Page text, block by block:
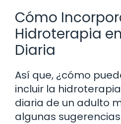
Cómo
Hidroterapia
Diaria
Así que, ¿cómo
incluir la
diaria de un adulto
algunas